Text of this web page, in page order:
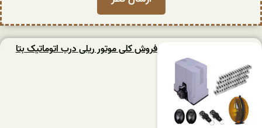
فروش کلی موتور ریلی درب اتوماتیک بتا